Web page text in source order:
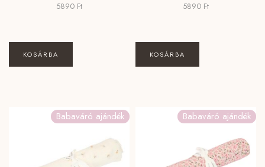
5890 Ft
KOSÁRBA
5890 Ft
KOSÁRBA
Babaváró ajándék Babaváró ajándék